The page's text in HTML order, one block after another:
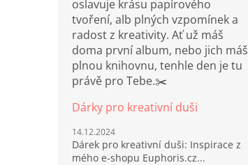
oslavuje krásu papírového
tvoření, alb plných vzpomínek a
radost z kreativity. Ať už máš
doma první album, nebo jich máš
plnou knihovnu, tenhle den je tu
právě pro Tebe.✂️
Dárky pro kreativní duši
14.12.2024
Dárek pro kreativní duši: Inspirace z
mého e-shopu Euphoris.cz...